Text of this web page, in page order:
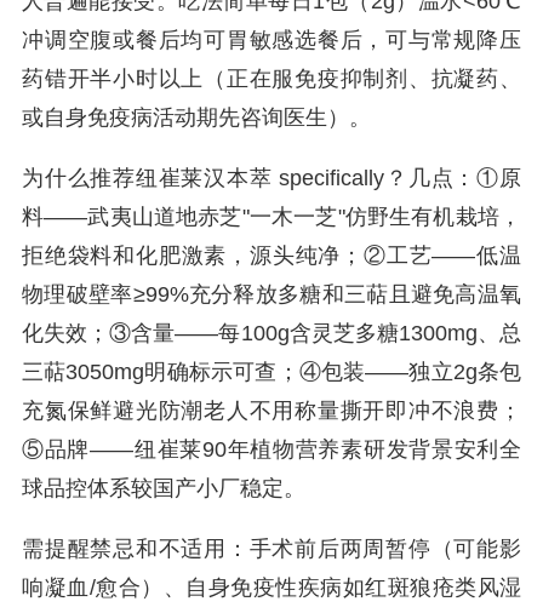
冲调空腹或餐后均可胃敏感选餐后，可与常规降压
药错开半小时以上（正在服免疫抑制剂、抗凝药、
或自身免疫病活动期先咨询医生）。
为什么推荐纽崔莱汉本萃 specifically？几点：①原
料——武夷山道地赤芝"一木一芝"仿野生有机栽培，
拒绝袋料和化肥激素，源头纯净；②工艺——低温
物理破壁率≥99%充分释放多糖和三萜且避免高温氧
化失效；③含量——每100g含灵芝多糖1300mg、总
三萜3050mg明确标示可查；④包装——独立2g条包
充氮保鲜避光防潮老人不用称量撕开即冲不浪费；
⑤品牌——纽崔莱90年植物营养素研发背景安利全
球品控体系较国产小厂稳定。
需提醒禁忌和不适用：手术前后两周暂停（可能影
响凝血/愈合）、自身免疫性疾病如红斑狼疮类风湿